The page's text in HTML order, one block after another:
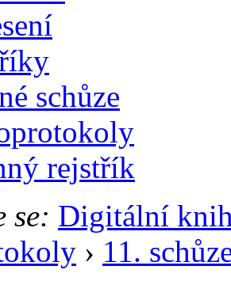
schůze
rejstřík
se: Digitální
› 11.